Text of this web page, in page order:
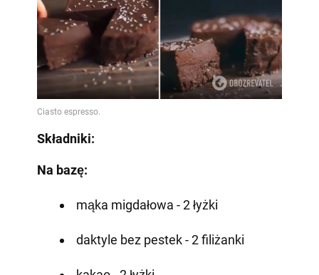
Składniki:
Na bazę:
mąka migdałowa - 2 łyżki
daktyle bez pestek - 2 filiżanki